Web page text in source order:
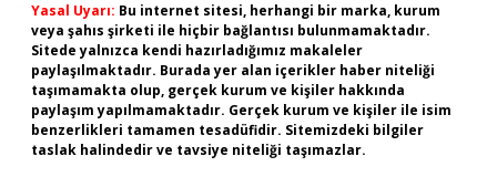
Yasal Uyarı: Bu internet sitesi, herhangi bir marka, kurum
veya şahıs şirketi ile hiçbir bağlantısı bulunmamaktadır.
Sitede yalnızca kendi hazırladığımız makaleler
paylaşılmaktadır. Burada yer alan içerikler haber niteliği
taşımamakta olup, gerçek kurum ve kişiler hakkında
paylaşım yapılmamaktadır. Gerçek kurum ve kişiler ile isim
benzerlikleri tamamen tesadüfidir. Sitemizdeki bilgiler
taslak halindedir ve tavsiye niteliği taşımazlar.